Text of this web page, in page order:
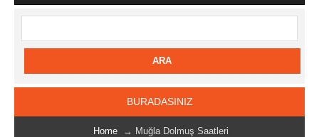
BURADASINIZ
Home→ Muğla Dolmuş Saatleri